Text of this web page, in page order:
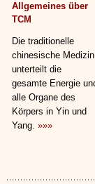
Allgemeines über
TCM
Die traditionelle
chinesische Medizin
unterteilt die
gesamte Energie
alle Organe des
Körpers in Yin und
Yang. »»»